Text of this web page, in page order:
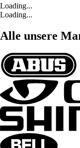
Loading...
Loading...
Alle unsere